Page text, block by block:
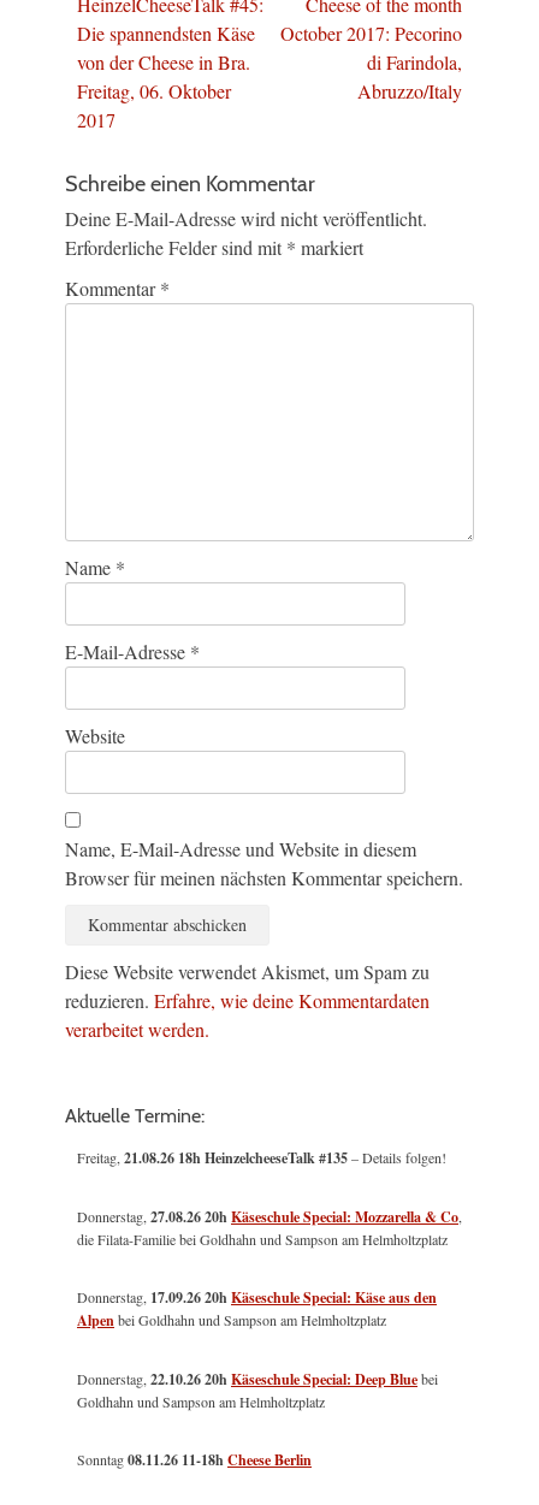
Beitrag:
Die spannendsten Käse
von der Cheese in Bra.
Freitag, 06. Oktober
2017
Beitrag:
October 2017: Pecorino
di Farindola,
Abruzzo/Italy
Schreibe einen Kommentar
Deine E-Mail-Adresse wird nicht veröffentlicht.
Erforderliche Felder sind mit * markiert
Kommentar*
Name *
E-Mail-Adresse *
Website
Name, E-Mail-Adresse und Website in diesem
Browser für meinen nächsten Kommentar speichern.
Diese Website verwendet Akismet, um Spam zu
reduzieren. Erfahre, wie deine Kommentardaten
verarbeitet werden.
Aktuelle Termine:
Freitag, 21.08.26 18h HeinzelcheeseTalk #135– Details folgen!
Donnerstag, 27.08.26 20hKäseschule Special: Mozzarella & Co
die Filata-Familie bei Goldhahn und Sampson am Helmholtzplatz
Donnerstag, 17.09.26 20hKäseschule Special: Käse aus den
Alpenbei Goldhahn und Sampson am Helmholtzplatz
Donnerstag, 22.10.26 20hKäseschule Special: Deep Bluebei
Goldhahn und Sampson am Helmholtzplatz
Sonntag08.11.26 11-18hCheese Berlin